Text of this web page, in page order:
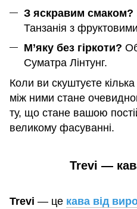
З яскравим смаком?
Танзанія з
М’яку без гіркоти?
Суматра Лінтунг.
Коли ви скуштуєте кілька
між ними стане
ту, що стане вашою
великому фасуванні.
Trevi —
Trevi — це кава від